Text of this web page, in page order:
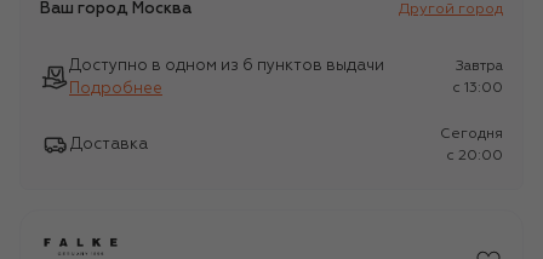
Ваш город Москва Другой город
Доступно в одном из 6 пунктов выдачи
Подробнее
Завтра
c 13:00
Доставка
Сегодня
c 20:00